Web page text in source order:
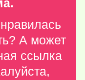
А может
ссылка